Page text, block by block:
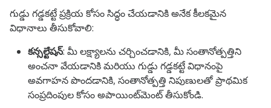
గుడ్డు గడ్డకట్టే ప్రక్రియ కోసం సిద్ధం చేయడానికి అనేక కీలకమైన
విధానాలు తీసుకోవాలి:
కన్సల్టేషన్: మీ లక్ష్యాలను చర్చించడానికి, మీ సంతానోత్పత్తిని
అంచనా వేయడానికి మరియు గుడ్డు గడ్డకట్టే విధానంపై
అవగాహన పొందడానికి, సంతానోత్పత్తి నిపుణులతో ప్రాథమిక
సంప్రదింపుల కోసం అపాయింట్‌మెంట్ తీసుకోండి.